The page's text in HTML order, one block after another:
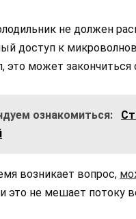
не должен
доступ к
это может
ознакомиться:
возникает вопрос,
это не мешает потоку